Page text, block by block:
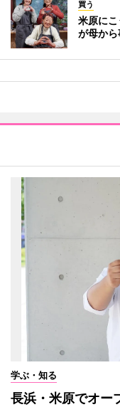
買う
米原に
が母か
学ぶ・知る
長浜・米原でオ